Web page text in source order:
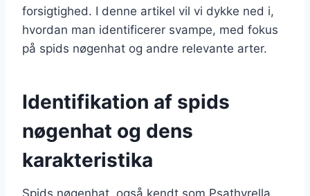
forsigtighed. I denne artikel vil vi dykke ned i,
hvordan man identificerer svampe, med fokus
på spids nøgenhat og andre relevante arter.
Identifikation af spids
nøgenhat og dens
karakteristika
Spids nøgenhat, også kendt som Psathyrella